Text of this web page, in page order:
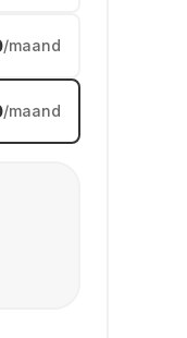
/maand
/maand